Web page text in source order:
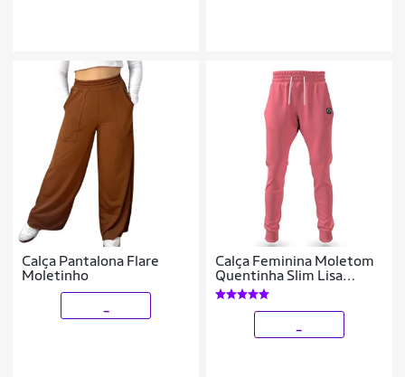
Calça Pantalona Flare
Moletinho
Calça Feminina Moletom
Quentinha Slim Lisa
Básica W2